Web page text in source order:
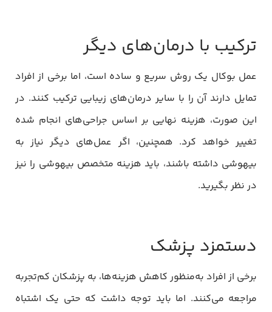
ترکیب با درمان‌های دیگر
عمل بوکال یک روش سریع و ساده است، اما برخی از افراد
تمایل دارند آن را با سایر درمان‌های زیبایی ترکیب کنند. در
این صورت، هزینه نهایی بر اساس جراحی‌های انجام شده
تغییر خواهد کرد. همچنین، اگر عمل‌های دیگر نیاز به
بیهوشی داشته باشند، باید هزینه متخصص بیهوشی را نیز
در نظر بگیرید.
دستمزد پزشک
برخی از افراد به‌منظور کاهش هزینه‌ها، به پزشکان کم‌تجربه
مراجعه می‌کنند. اما باید توجه داشت که حتی یک اشتباه